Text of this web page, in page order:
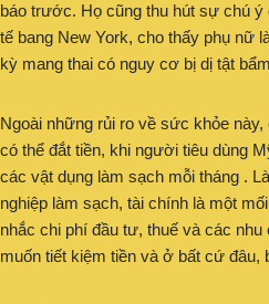
báo trước. Họ cũng thu hút sự chú
tế bang New York, cho thấy phụ nữ
kỳ mang thai có nguy cơ bị dị tật
Ngoài những rủi ro về sức khỏe
có thể đắt tiền, khi người tiêu dùng
các vật dụng làm sạch mỗi tháng .
nghiệp làm sạch, tài chính là một
nhắc chi phí đầu tư, thuế và các
muốn tiết kiệm tiền và ở bất cứ đâu,